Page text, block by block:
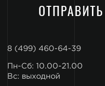
ОТПРАВИТЬ
8 (499) 460-64-39
Пн-Сб: 10.00-21.00
Вс: выходной